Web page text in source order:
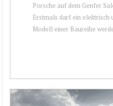
Porsche auf dem Genfer
Erstmals darf ein elektrisch
Modell einer Baureihe